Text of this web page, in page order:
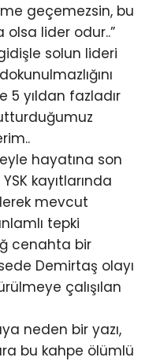
geçemezsin, bu
olsa lider odur..”
solun lideri
5 yıldan fazladır
hayatına son
kayıtlarında
mevcut
tepki
cenahta bir
Demirtaş olayı
çalışılan
neden bir yazı,
bu kahpe ölümlü